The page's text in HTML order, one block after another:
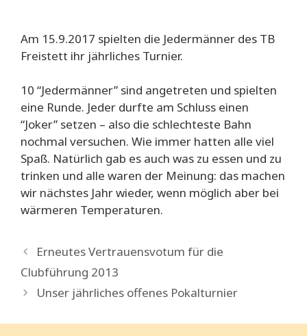
Am 15.9.2017 spielten die Jedermänner des TB
Freistett ihr jährliches Turnier.
10 “Jedermänner” sind angetreten und spielten
eine Runde. Jeder durfte am Schluss einen
“Joker” setzen – also die schlechteste Bahn
nochmal versuchen. Wie immer hatten alle viel
Spaß. Natürlich gab es auch was zu essen und zu
trinken und alle waren der Meinung: das machen
wir nächstes Jahr wieder, wenn möglich aber bei
wärmeren Temperaturen.
Erneutes Vertrauensvotum für die
Clubführung 2013
Unser jährliches offenes Pokalturnier